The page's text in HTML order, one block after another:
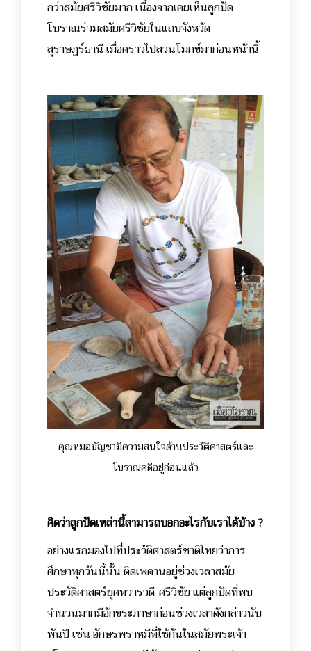
กว่าสมัยศรีวิชัยมาก เนื่องจากเคยเห็นลูกปัด
โบราณร่วมสมัยศรีวิชัยในแถบจังหวัด
สุราษฎร์ธานี เมื่อคราวไปสวนโมกข์มาก่อนหน้านี้
คุณหมอบัญชามีความสนใจด้านประวัติศาสตร์และ
โบราณคดีอยู่ก่อนแล้ว
คิดว่าลูกปัดเหล่านี้สามารถบอกอะไรกับเราได้บ้าง ?
อย่างแรกมองไปที่ประวัติศาสตร์ชาติไทยว่าการ
ศึกษาทุกวันนี้นั้น ติดเพดานอยู่ช่วงเวลาสมัย
ประวัติศาสตร์ยุคทวารวดี-ศรีวิชัย แต่ลูกปัดที่พบ
จำนวนมากมีอักขระภาษาก่อนช่วงเวลาดังกล่าวนับ
พันปี เช่น อักษรพราหมีที่ใช้กันในสมัยพระเจ้า